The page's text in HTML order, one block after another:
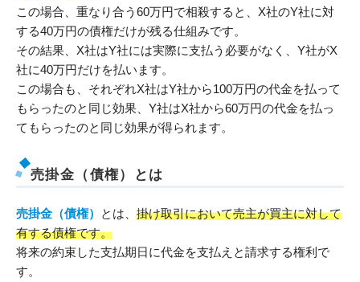
この場合、重なり合う60万円で相殺すると、X社のY社に対
する40万円の債権だけが残る仕組みです。
その結果、X社はY社には実際に支払う必要がなく、Y社がX
社に40万円だけを払います。
この場合も、それぞれX社はY社から100万円の代金を払って
もらったのと同じ効果、Y社はX社から60万円の代金を払っ
てもらったのと同じ効果が得られます。
売掛金（債権）とは
売掛金（債権） とは、 掛け取引において売主が買主に対して
有する債権です。
将来の約束した支払期日に代金を支払えと請求する権利で
す。